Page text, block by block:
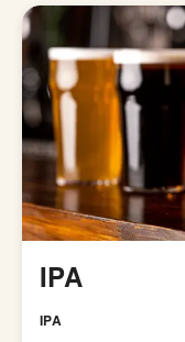
んだんに使ったビ
ていくサイクルを
×「もの」×「こと
あるように、自前
ブルワリーです。
ンセプトにとりい
の要素を冠したビ
IPA
IPA